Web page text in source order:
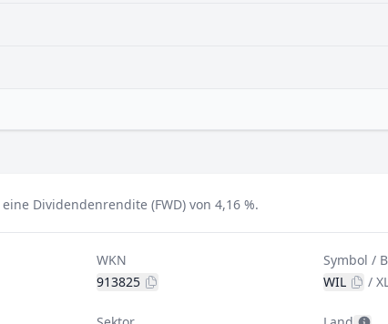
Dividendenrendite (FWD) von 4,16 %.
WKN
913825
Symbol /
WIL
/